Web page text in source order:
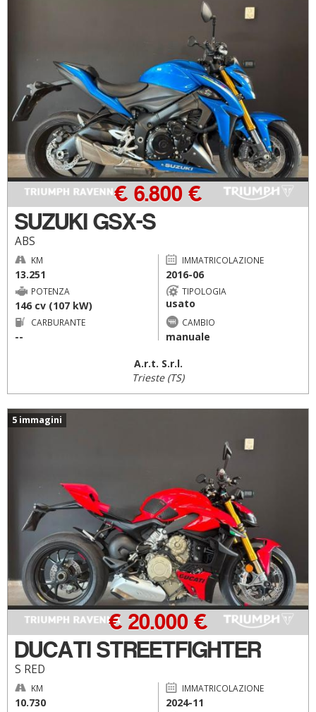
SUZUKI GSX-S
ABS
€ 6.800 €
KM
13.251
IMMATRICOLAZIONE
2016-06
POTENZA
146 cv (107 kW)
TIPOLOGIA
usato
CARBURANTE
--
CAMBIO
manuale
A.r.t. S.r.l.
Trieste (TS)
5 immagini
DUCATI STREETFIGHTER
S RED
€ 20.000 €
KM
10.730
IMMATRICOLAZIONE
2024-11